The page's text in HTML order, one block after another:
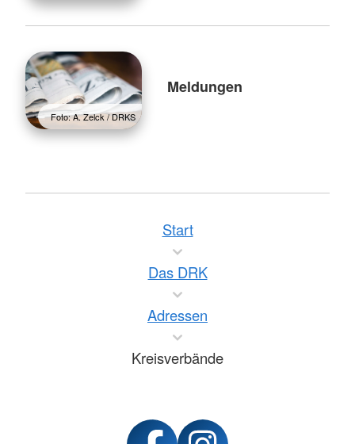
Foto: A. Zelck / DRKS
Meldungen
Start
Das DRK
Adressen
Kreisverbände